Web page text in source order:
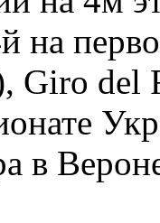
на
Giro
в